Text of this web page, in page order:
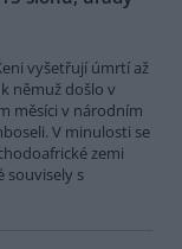
vyšetřují úmrtí až
němuž došlo v
měsíci v národním
V minulosti se
zemi
souvisely s